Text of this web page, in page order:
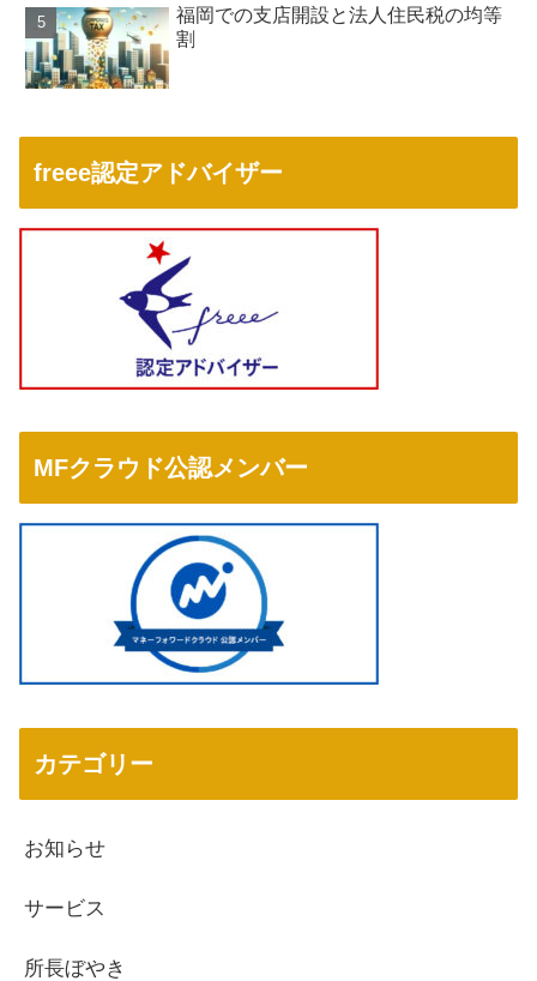
福岡での支店開設と法人住民税の均等
割
freee認定アドバイザー
MFクラウド公認メンバー
カテゴリー
お知らせ
サービス
所長ぼやき